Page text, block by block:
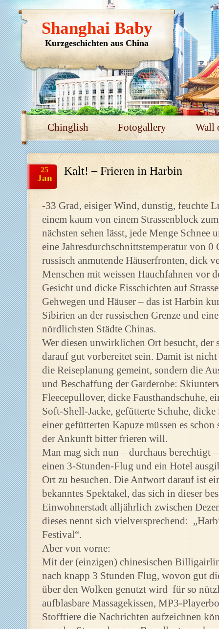
Chinglish Fotogallery Wall
Shanghai Baby
Kurzgeschichten aus China
Kalt! – Frieren in Harbin
25
Jan
-33 Grad, eisiger Wind, dunstig, feuchte
einem kaum von einem Strassenblock zum
nächsten sehen lässt, jede Menge Schnee
eine Jahresdurchschnittstemperatur von 0
russisch anmutende Häuserfronten, dick
Menschen mit weissen Hauchfahnen vor
Gesicht und dicke Eisschichten auf
Gehwegen und Häuser – das ist Harbin
Sibirien an der russischen Grenze und
nördlichsten Städte Chinas.
Wer diesen unwirklichen Ort besucht, der
darauf gut vorbereitet sein. Damit ist nicht
die Reiseplanung gemeint, sondern die
und Beschaffung der Garderobe:
Fleecepullover, dicke Fausthandschuhe,
Soft-Shell-Jacke, gefütterte Schuhe,
einer gefütterten Kapuze müssen es
der Ankunft bitter frieren will.
Man mag sich nun – durchaus berechtigt
einen 3-Stunden-Flug und ein Hotel
Ort zu besuchen. Die Antwort darauf ist
bekanntes Spektakel, das sich in dieser
Einwohnerstadt alljährlich zwischen
dieses nennt sich vielversprechend:
Festival“.
Aber von vorne:
Mit der (einzigen) chinesischen
nach knapp 3 Stunden Flug, wovon gut
über den Wolken genutzt wird für so
aufblasbare Massagekissen, MP3-
Stofftiere die Nachrichten aufzeichnen